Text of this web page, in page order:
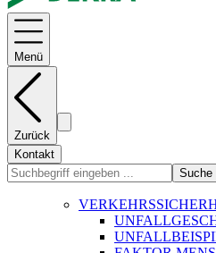
Menü
Zurück
Kontakt
Suche